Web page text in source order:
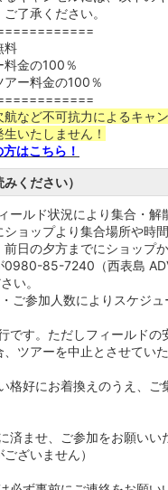
了承ください。
料
料金の100％
ー料金の100％
航など不可抗力によるキャ
いたしません！
はこちら！
ください）
ールド状況により集合・解
ショップより集合場所や時
日の夕方までにショップ
0980-85-7240（西表島
い。
ご参加人数によりスケジュ
です。ただしフィールドの
、ツアーを中止とさせてい
格好にお着換えのうえ、ご
済ませ、ご参加をお願いい
ざいません）